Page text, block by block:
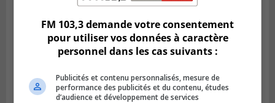
BROSSARD
Publié le 2 août 2026 à 23h04
Rappel de quatre produits alimentaires à
Brossard
FM 103,3 demande votre consentement
pour utiliser vos données à caractère
personnel dans les cas suivants :
Publicités et contenu personnalisés, mesure de
performance des publicités et du contenu, études
d’audience et développement de services